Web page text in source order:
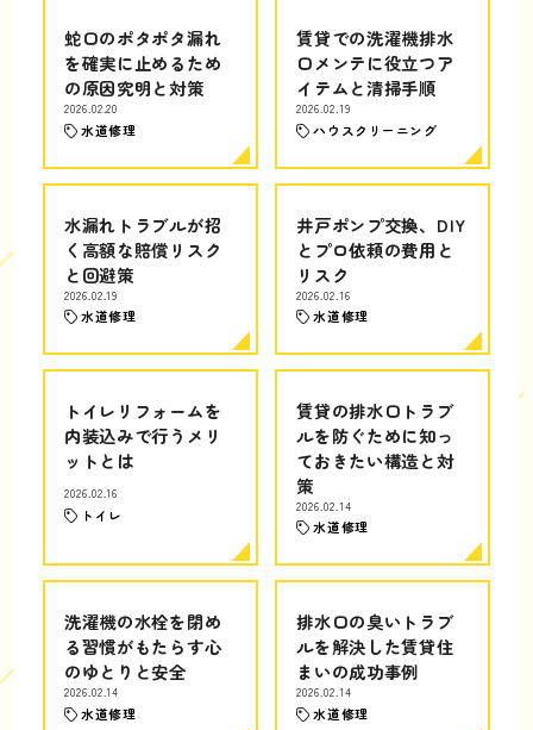
蛇口のポタポタ漏れ
を確実に止めるため
の原因究明と対策
2026.02.20
水道修理
賃貸での洗濯機排水
口メンテに役立つア
イテムと清掃手順
2026.02.19
ハウスクリーニング
水漏れトラブルが招
く高額な賠償リスク
と回避策
2026.02.19
水道修理
井戸ポンプ交換、DIY
とプロ依頼の費用と
リスク
2026.02.16
水道修理
トイレリフォームを
内装込みで行うメリ
ットとは
2026.02.16
トイレ
賃貸の排水口トラブ
ルを防ぐために知っ
ておきたい構造と対
策
2026.02.14
水道修理
洗濯機の水栓を閉め
る習慣がもたらす心
のゆとりと安全
2026.02.14
水道修理
排水口の臭いトラブ
ルを解決した賃貸住
まいの成功事例
2026.02.14
水道修理